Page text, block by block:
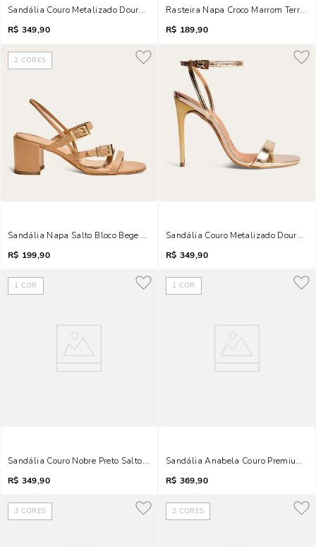
Sandália Couro Metalizado Dourado Salto Alto
R$ 349,90
Rasteira Napa Croco Marrom Terra
R$ 189,90
2 CORES
Sandália Napa Salto Bloco Bege Tiras Fivelas
R$ 199,90
Sandália Couro Metalizado Dourado
R$ 349,90
1 COR
Sandália Couro Nobre Preto Salto Alto Geométrico
R$ 349,90
1 COR
Sandália Anabela Couro Premium
R$ 369,90
3 CORES 2 CORES